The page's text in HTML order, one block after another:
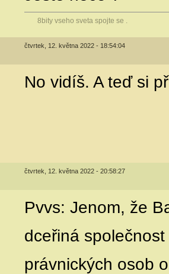
8bity vseho sveta spojte se .
čtvrtek, 12. května 2022 - 18:54:04
No vidíš. A teď si
čtvrtek, 12. května 2022 - 20:58:27
Pvvs: Jenom, že
dceřiná
právnických osob